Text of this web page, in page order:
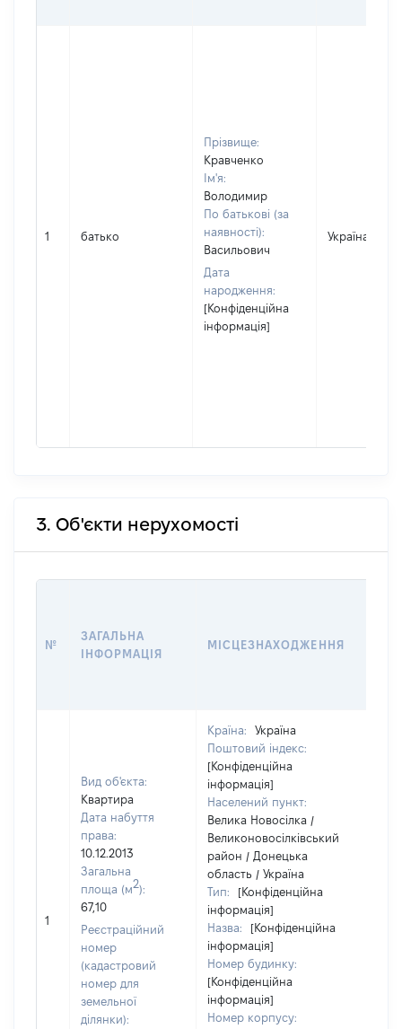
1 батько
Прізвище:
Кравченко
Ім'я:
Володимир
По батькові (за
наявності):
Васильович
Дата
народження:
[Конфіденційна
інформація]
Україна
3. Об'єкти нерухомості
№
ЗАГАЛЬНА
ІНФОРМАЦІЯ
МІСЦЕЗНАХОДЖЕННЯ
1
Вид об'єкта:
Квартира
Дата набуття
права:
10.12.2013
Загальна
площа (м2):
67,10
Реєстраційний
номер
(кадастровий
номер для
земельної
ділянки):
Країна:
Україна
Поштовий індекс:
[Конфіденційна
інформація]
Населений пункт:
Велика Новосілка /
Великоновосілківський
район / Донецька
область / Україна
Тип:
[Конфіденційна
інформація]
Назва:
[Конфіденційна
інформація]
Номер будинку:
[Конфіденційна
інформація]
Номер корпусу: